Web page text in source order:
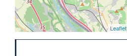
Leaflet